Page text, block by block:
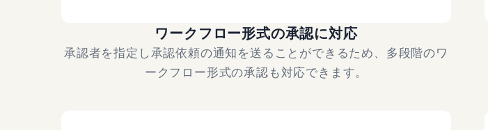
ワークフロー形式の承認に対応
承認者を指定し承認依頼の通知を送ることができるため、多段階のワ
ークフロー形式の承認も対応できます。